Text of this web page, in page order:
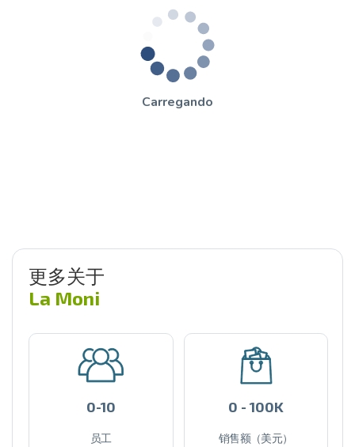
Carregando
更多关于
La Moni
0-10
员工
0 - 100K
销售额（美元）